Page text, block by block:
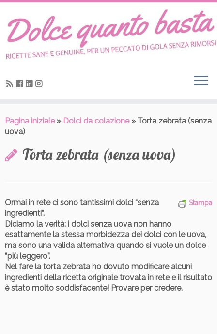
Skip
content
Pagina iniziale » Dolci da colazione » Torta zebrata (senza
uova)
Torta zebrata (senza uova)
Stampa
Ormai in rete ci sono tantissimi dolci “senza
ingredienti”.
Diciamo la verità: i dolci senza uova non hanno
esattamente la stessa morbidezza dei dolci con le uova,
ma sono una valida alternativa quando si vuole un dolce
“più leggero”.
Nel fare la torta zebrata ho dovuto modificare alcuni
ingredienti della ricetta originale trovata in rete e il risultato
è stato molto soddisfacente! Provare per credere.